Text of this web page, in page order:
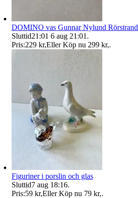
DOMINO vas Gunnar Nylund Rörstrand
Sluttid21:01 6 aug 21:01 .
Pris:229 kr,Eller Köp nu 299 kr,.
Figuriner i porslin och glas
Sluttid7 aug 18:16.
Pris:59 kr,Eller Köp nu 79 kr,.